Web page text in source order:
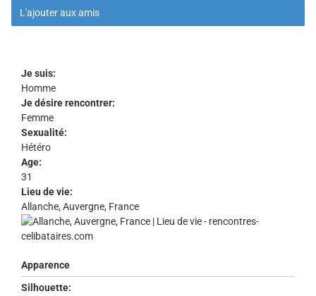
L'ajouter aux amis
Je suis:
Homme
Je désire rencontrer:
Femme
Sexualité:
Hétéro
Age:
31
Lieu de vie:
Allanche, Auvergne, France
Apparence
Silhouette: